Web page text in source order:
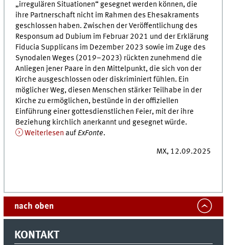
„irregulären Situationen“ gesegnet werden können, die
ihre Partnerschaft nicht im Rahmen des Ehesakraments
geschlossen haben. Zwischen der Veröffentlichung des
Responsum ad Dubium im Februar 2021 und der Erklärung
Fiducia Supplicans im Dezember 2023 sowie im Zuge des
Synodalen Weges (2019–2023) rückten zunehmend die
Anliegen jener Paare in den Mittelpunkt, die sich von der
Kirche ausgeschlossen oder diskriminiert fühlen. Ein
möglicher Weg, diesen Menschen stärker Teilhabe in der
Kirche zu ermöglichen, bestünde in der offiziellen
Einführung einer gottesdienstlichen Feier, mit der ihre
Beziehung kirchlich anerkannt und gesegnet würde.
Weiterlesen aufExFonte.
MX, 12.09.2025
nach oben
KONTAKT